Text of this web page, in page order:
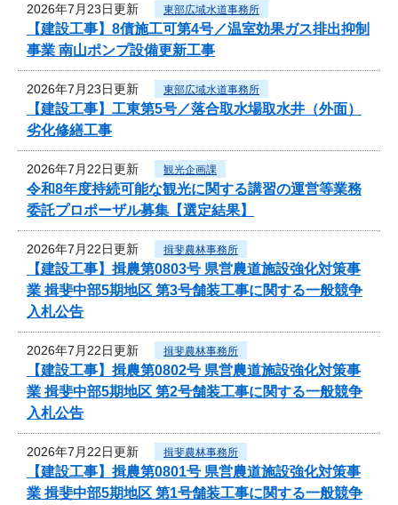
2026年7月23日更新 東部広域水道事務所
【建設工事】8債施工可第4号／温室効果ガス排出抑制
事業 南山ポンプ設備更新工事
2026年7月23日更新 東部広域水道事務所
【建設工事】工東第5号／落合取水場取水井（外面）
劣化修繕工事
2026年7月22日更新 観光企画課
令和8年度持続可能な観光に関する講習の運営等業務
委託プロポーザル募集【選定結果】
2026年7月22日更新 揖斐農林事務所
【建設工事】揖農第0803号 県営農道施設強化対策事
業 揖斐中部5期地区 第3号舗装工事に関する一般競争
入札公告
2026年7月22日更新 揖斐農林事務所
【建設工事】揖農第0802号 県営農道施設強化対策事
業 揖斐中部5期地区 第2号舗装工事に関する一般競争
入札公告
2026年7月22日更新 揖斐農林事務所
【建設工事】揖農第0801号 県営農道施設強化対策事
業 揖斐中部5期地区 第1号舗装工事に関する一般競争